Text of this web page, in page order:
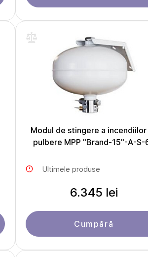
Modul de stingere a incendiilor
pulbere MPP "Brand-15"-A-S-
Ultimele produse
6.345 lei
Cumpără